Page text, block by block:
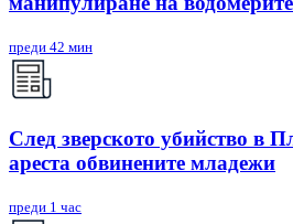
преди 42 мин
След зверското убийство в
ареста обвинените младежи
преди 1 час